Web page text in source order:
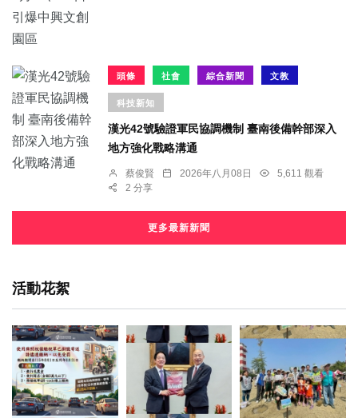
頭條 社會 綜合新聞 文教
科技新知
漢光42號驗證軍民協調機制 臺南後備幹部深入
地方強化戰略溝通
蔡俊賢 2026年八月08日
5,611 觀看
2 分享
更多最新新聞
活動花絮